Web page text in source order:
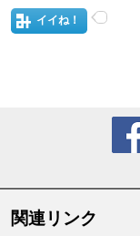
イイね！
関連リンク